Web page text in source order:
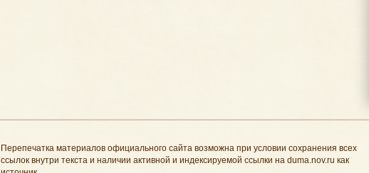
Перепечатка материалов официального сайта возможна при условии сохранения всех
ссылок внутри текста и наличии активной и индексируемой ссылки на duma.nov.ru как